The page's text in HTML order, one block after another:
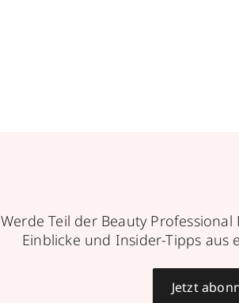
Werde Teil der Beauty
Einblicke und Insider-Tipps aus
Jetzt